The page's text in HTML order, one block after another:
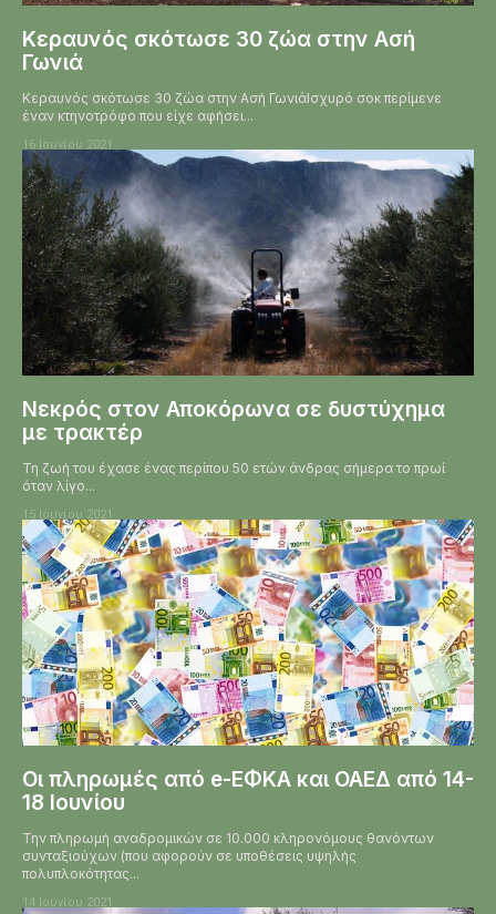
Κεραυνός σκότωσε 30 ζώα στην Ασή
Γωνιά
Κεραυνός σκότωσε 30 ζώα στην Ασή ΓωνιάΙσχυρό σοκ περίμενε
έναν κτηνοτρόφο που είχε αφήσει...
16 Ιουνίου 2021
Νεκρός στον Αποκόρωνα σε δυστύχημα
με τρακτέρ
Τη ζωή του έχασε ένας περίπου 50 ετών άνδρας σήμερα το πρωί
όταν λίγο...
15 Ιουνίου 2021
Οι πληρωμές από e-ΕΦΚΑ και ΟΑΕΔ από 14-
18 Ιουνίου
Την πληρωμή αναδρομικών σε 10.000 κληρονόμους θανόντων
συνταξιούχων (που αφορούν σε υποθέσεις υψηλής
πολυπλοκότητας...
14 Ιουνίου 2021